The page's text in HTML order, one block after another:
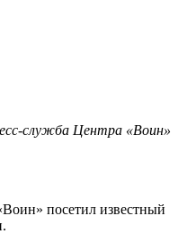
служба Центра «Воин»
посетил известный